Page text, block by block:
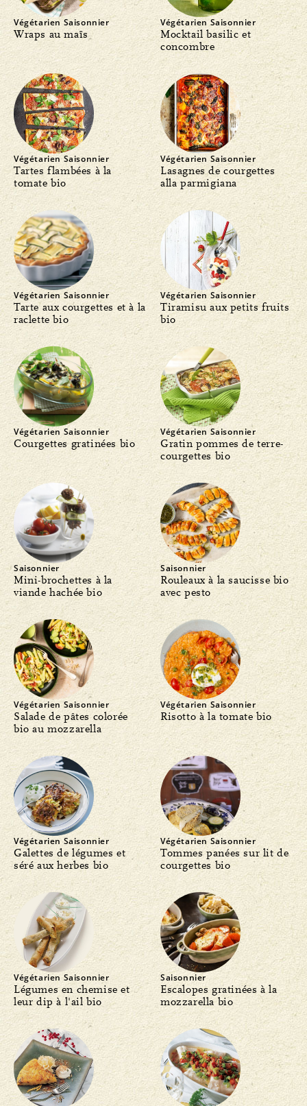
Végétarien Saisonnier
Wraps au maïs
Végétarien Saisonnier
Mocktail basilic et
concombre
Végétarien Saisonnier
Tartes flambées à la
tomate bio
Végétarien Saisonnier
Lasagnes de courgettes
alla parmigiana
Végétarien Saisonnier
Tarte aux courgettes et à la
raclette bio
Végétarien Saisonnier
Tiramisu aux petits fruits
bio
Végétarien Saisonnier
Courgettes gratinées bio
Végétarien Saisonnier
Gratin pommes de terre-
courgettes bio
Saisonnier
Mini-brochettes à la
viande hachée bio
Saisonnier
Rouleaux à la saucisse bio
avec pesto
Végétarien Saisonnier
Salade de pâtes colorée
bio au mozzarella
Végétarien Saisonnier
Risotto à la tomate bio
Végétarien Saisonnier
Galettes de légumes et
séré aux herbes bio
Végétarien Saisonnier
Tommes panées sur lit de
courgettes bio
Végétarien Saisonnier
Légumes en chemise et
leur dip à l'ail bio
Saisonnier
Escalopes gratinées à la
mozzarella bio